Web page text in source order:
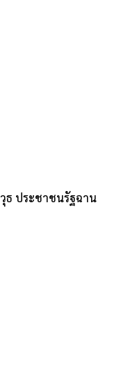
ธ ประชาชนรัฐฉาน